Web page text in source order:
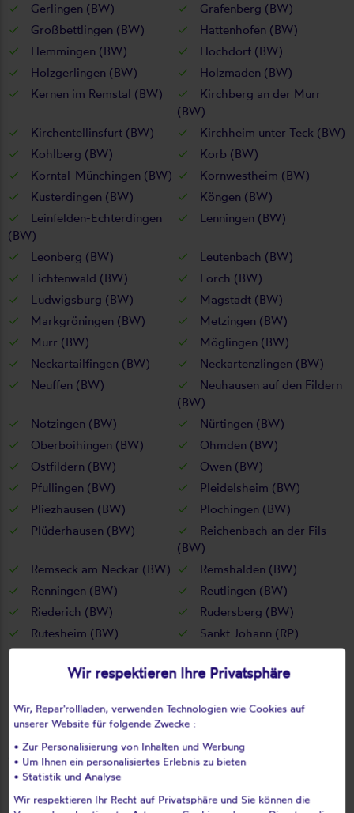
Gerlingen (BW)
Grafenberg (BW)
Großbettlingen (BW)
Hattenhofen (BW)
Hemmingen (BW)
Hochdorf (BW)
Holzgerlingen (BW)
Holzmaden (BW)
Kernen im Remstal (BW)
Kirchberg an der Murr
(BW)
Kirchentellinsfurt (BW)
Kirchheim unter Teck (BW)
Kohlberg (BW)
Korb (BW)
Korntal-Münchingen (BW)
Kornwestheim (BW)
Kusterdingen (BW)
Köngen (BW)
Leinfelden-Echterdingen
(BW)
Lenningen (BW)
Leonberg (BW)
Leutenbach (BW)
Lichtenwald (BW)
Lorch (BW)
Ludwigsburg (BW)
Magstadt (BW)
Markgröningen (BW)
Metzingen (BW)
Murr (BW)
Möglingen (BW)
Neckartailfingen (BW)
Neckartenzlingen (BW)
Neuffen (BW)
Neuhausen auf den Fildern
(BW)
Notzingen (BW)
Nürtingen (BW)
Oberboihingen (BW)
Ohmden (BW)
Ostfildern (BW)
Owen (BW)
Pfullingen (BW)
Pleidelsheim (BW)
Pliezhausen (BW)
Plochingen (BW)
Plüderhausen (BW)
Reichenbach an der Fils
(BW)
Remseck am Neckar (BW)
Remshalden (BW)
Renningen (BW)
Reutlingen (BW)
Riederich (BW)
Rudersberg (BW)
Rutesheim (BW)
Sankt Johann (RP)
Schorndorf (BW)
Schwaikheim (BW)
Sindelfingen (BW)
Steinenbronn (BW)
Steinheim an der Murr
(BW)
Stuttgart (BW)
Tamm (BW)
Unterensingen (BW)
Urbach (BW)
Wir respektieren Ihre Privatsphäre
Wir, Repar'rollladen, verwenden Technologien wie Cookies auf
unserer Website für folgende Zwecke :
• Zur Personalisierung von Inhalten und Werbung
• Um Ihnen ein personalisiertes Erlebnis zu bieten
• Statistik und Analyse
Wir respektieren Ihr Recht auf Privatsphäre und Sie können die